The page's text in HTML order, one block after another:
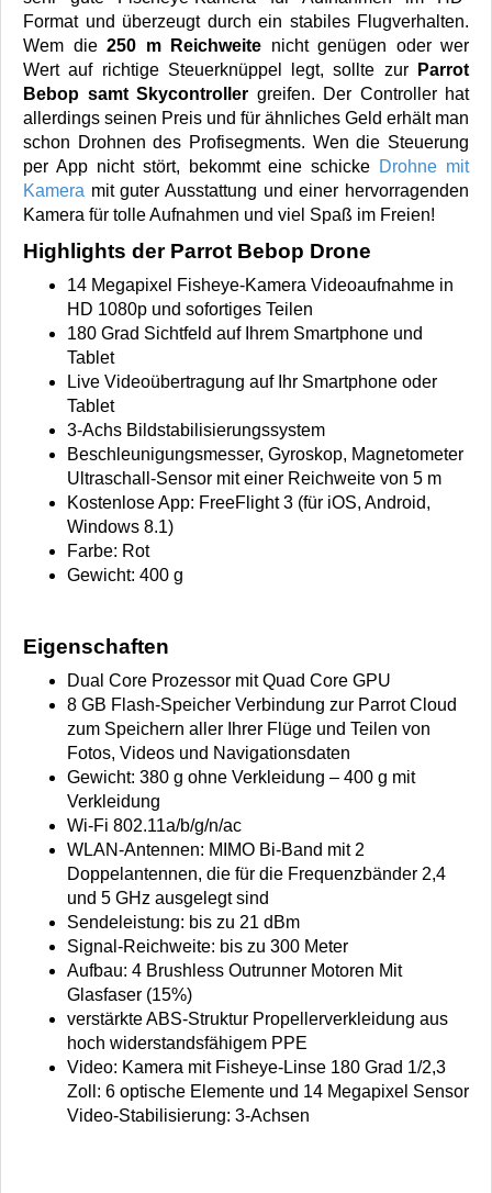
Format und überzeugt durch ein stabiles Flugverhalten.
Wem die 250 m Reichweite nicht genügen oder wer
Wert auf richtige Steuerknüppel legt, sollte zur
Parrot
Bebop samt Skycontroller greifen. Der Controller hat
allerdings seinen Preis und für ähnliches Geld erhält man
schon Drohnen des Profisegments. Wen die Steuerung
per App nicht stört, bekommt eine schicke Drohne mit
Kamera mit guter Ausstattung und einer hervorragenden
Kamera für tolle Aufnahmen und viel Spaß im Freien!
Highlights der Parrot Bebop Drone
14 Megapixel Fisheye-Kamera Videoaufnahme in
HD 1080p und sofortiges Teilen
180 Grad Sichtfeld auf Ihrem Smartphone und
Tablet
Live Videoübertragung auf Ihr Smartphone oder
Tablet
3-Achs Bildstabilisierungssystem
Beschleunigungsmesser, Gyroskop, Magnetometer
Ultraschall-Sensor mit einer Reichweite von 5 m
Kostenlose App: FreeFlight 3 (für iOS, Android,
Windows 8.1)
Farbe: Rot
Gewicht: 400 g
Eigenschaften
Dual Core Prozessor mit Quad Core GPU
8 GB Flash-Speicher Verbindung zur Parrot Cloud
zum Speichern aller Ihrer Flüge und Teilen von
Fotos, Videos und Navigationsdaten
Gewicht: 380 g ohne Verkleidung – 400 g mit
Verkleidung
Wi-Fi 802.11a/b/g/n/ac
WLAN-Antennen: MIMO Bi-Band mit 2
Doppelantennen, die für die Frequenzbänder 2,4
und 5 GHz ausgelegt sind
Sendeleistung: bis zu 21 dBm
Signal-Reichweite: bis zu 300 Meter
Aufbau: 4 Brushless Outrunner Motoren Mit
Glasfaser (15%)
verstärkte ABS-Struktur Propellerverkleidung aus
hoch widerstandsfähigem PPE
Video: Kamera mit Fisheye-Linse 180 Grad 1/2,3
Zoll: 6 optische Elemente und 14 Megapixel Sensor
Video-Stabilisierung: 3-Achsen